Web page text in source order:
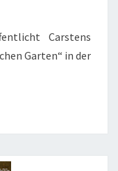
Carstens
Garten“ in der